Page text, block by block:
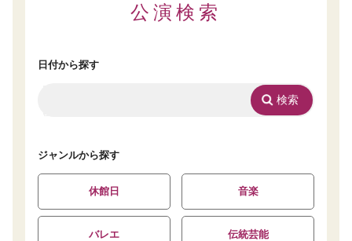
公演検索
日付から探す
ジャンルから探す
休館日 音楽
バレエ 伝統芸能